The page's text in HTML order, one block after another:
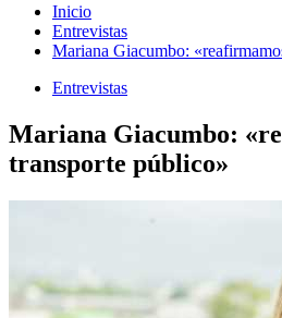
Saltar
contenido
Inicio
Entrevistas
Mariana Giacumbo:
Entrevistas
Mariana Giacumbo:
transporte público»